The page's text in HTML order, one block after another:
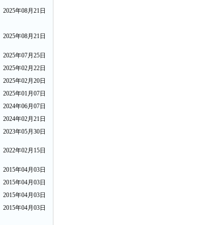
2025年08月21日
2025年08月21日
2025年07月25日
2025年02月22日
2025年02月20日
2025年01月07日
2024年06月07日
2024年02月21日
2023年05月30日
2022年02月15日
2015年04月03日
2015年04月03日
2015年04月03日
2015年04月03日